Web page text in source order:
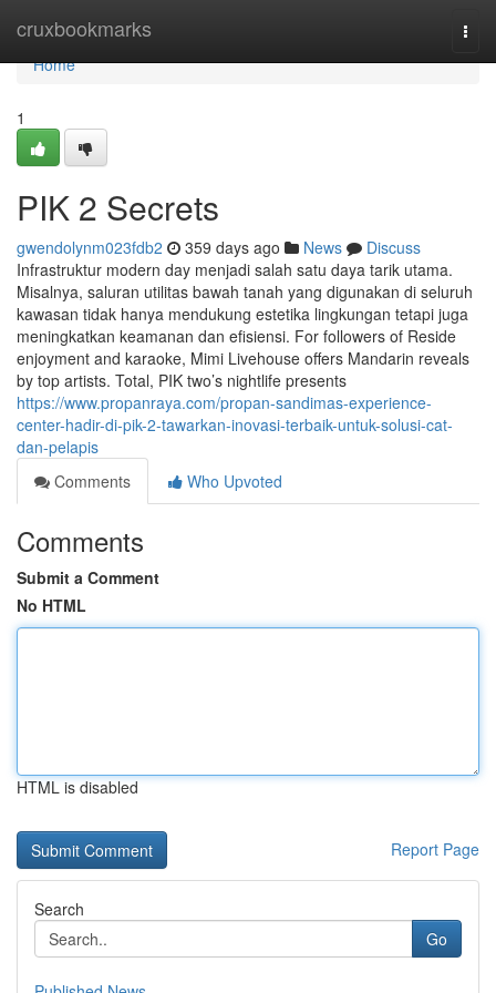
cruxbookmarks
Home
Home
1
PIK 2 Secrets
gwendolynm023fdb2 359 days ago News
Discuss
Infrastruktur modern day menjadi salah satu daya tarik utama.
Misalnya, saluran utilitas bawah tanah yang digunakan di seluruh
kawasan tidak hanya mendukung estetika lingkungan tetapi juga
meningkatkan keamanan dan efisiensi. For followers of Reside
enjoyment and karaoke, Mimi Livehouse offers Mandarin reveals
by top artists. Total, PIK two’s nightlife presents
https://www.propanraya.com/propan-sandimas-experience-
center-hadir-di-pik-2-tawarkan-inovasi-terbaik-untuk-solusi-cat-
dan-pelapis
Comments
Who Upvoted
Comments
Submit a Comment
No HTML
HTML is disabled
Report Page
Search
Go